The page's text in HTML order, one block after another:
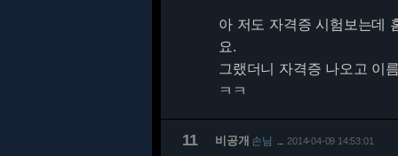
아 저도 자격증 시험보는데
요.
그랬더니 자격증 나오고 이
ㅋㅋ
11 비공개 손님 2014-04-09 14:53:01